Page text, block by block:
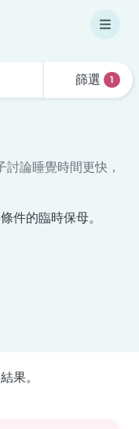
篩選 1
論睡覺時間更快，
件的臨時保母。
果。